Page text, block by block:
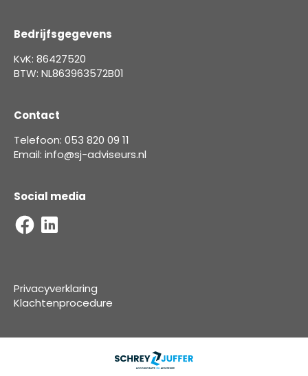
Bedrijfsgegevens
KvK: 86427520
BTW: NL863963572B01
Contact
Telefoon: 053 820 09 11
Email: info@sj-adviseurs.nl
Social media
Privacyverklaring
Klachtenprocedure